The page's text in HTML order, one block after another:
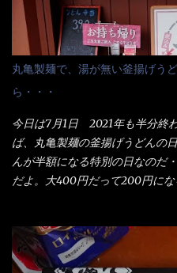
丸亀製麺で、湯が無い釜揚げう
ら・・・
今日は7月1日 2021年も半分終
ば、丸亀製麺の釜揚げうどんの
んが半額になる特別の日なのだ
だよ。大400円だって200円にな
でる～ でもコレって食べきる
初と最後では麺の固さというか